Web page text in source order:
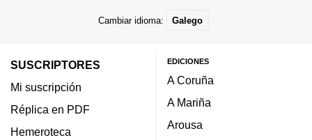
Cambiar idioma: Galego
SUSCRIPTORES
Mi suscripción
Réplica en PDF
Hemeroteca
EDICIONES
A Coruña
A Mariña
Arousa